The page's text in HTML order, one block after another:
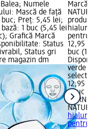
Numele
Mască de față
buc; Preț: 5,45 lei;
1 buc (5,45 lei
Grafică Marcă
Status
Status gri
magazin dm
Marcă:
pentru
12,95
buc
verde
12,95 lei
1 buc
pentru